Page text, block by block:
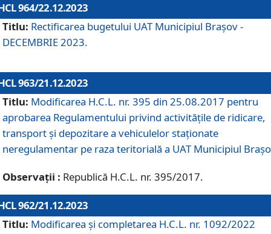
964/22.12.2023
Titlu: Rectificarea bugetului UAT Municipiul Braşov -
DECEMBRIE 2023.
963/21.12.2023
Titlu: Modificarea H.C.L. nr. 395 din 25.08.2017 pentru
aprobarea Regulamentului privind activitățile de ridicare,
transport şi depozitare a vehiculelor staționate
neregulamentar pe raza teritorială a UAT Municipiul
Observații : Republică H.C.L. nr. 395/2017.
962/21.12.2023
Titlu: Modificarea și completarea H.C.L. nr. 1092/2022